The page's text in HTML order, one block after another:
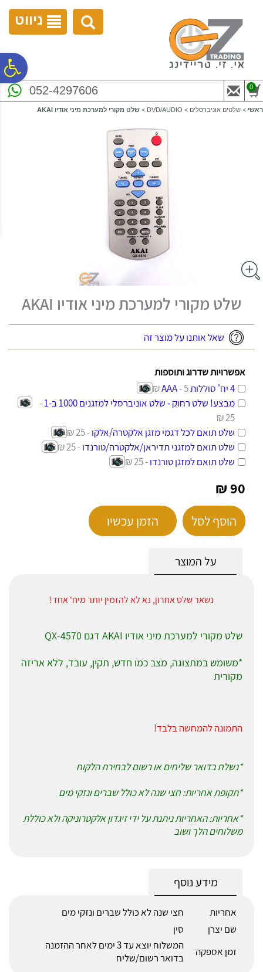
נגישות
ניווט
052-4297606 0
ראשי > שלטים אוניברסלים >
DVD/AUDIO
> שלט מקורי למערכת מיני אודיו AKAI
שלט מקורי למערכת מיני אודיו AKAI
שאל אותנו על מוצר זה
אפשרויות שדרוג ותוספות
4 יח' סוללות AAA
- 5 ₪
מבצע! שלט רחוק - שלט אוניברסלי למזגנים 1000 ב-1
-
25 ₪
שלט תואם לכל דגמי מזגן אלקטרה/אלקו- 25 ₪
שלט תואם למזגני תדיראן/אלקטרה/טורנדו- 25 ₪
שלט תואם למזגן טורנדו- 25 ₪
90 ₪
הוסף לסל הזמן עכשיו
על המוצר
נשאר שלט אחרון, נא לא להזמין יותר מיח' אחד!
שלט מקורי למערכת מיני אודיו AKAI דגם QX-4570
*משומש במתצוגה, מצב כמו חדש, תקין, עובד, ללא אריזה
מקורית
התמונה להמחשה בלבד!
*נשלח בדואר שליחים או רשום לבחירת הלקוח
*תקופת אחריות: חצי שנה לא כולל שברים ונזקי מים
*אחריות: האחריות ניתנת על ידי זיגדון אלקטרוניקה ולא כוללת
משלוחים הלך ושוב
מידע נוסף
אחריות
חצי שנה לא כולל שברים ונזקי מים
שם יצרן
סין
זמן אספקה
המשלוח יוצא עד 3 ימים לאחר ההזמנה
בדואר רשום/שליח